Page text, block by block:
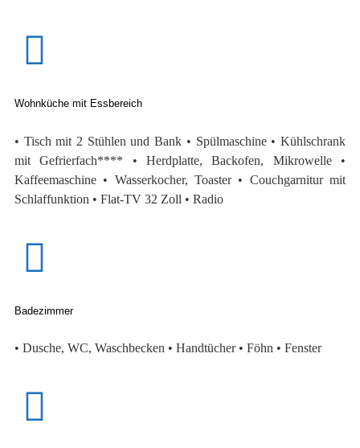
Wohnküche mit Essbereich
• Tisch mit 2 Stühlen und Bank • Spülmaschine • Kühlschrank
mit Gefrierfach**** • Herdplatte, Backofen, Mikrowelle •
Kaffeemaschine • Wasserkocher, Toaster • Couchgarnitur mit
Schlaffunktion • Flat-TV 32 Zoll • Radio
Badezimmer
• Dusche, WC, Waschbecken • Handtücher • Föhn • Fenster